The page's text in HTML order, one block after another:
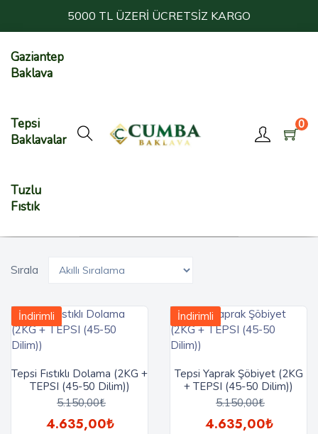
5000 TL ÜZERİ ÜCRETSİZ KARGO
Gaziantep
Baklava
Tepsi
Baklavalar
Tuzlu
Fıstık
0
Sırala
İndirimli
Tepsi Fıstıklı Dolama (2KG +
TEPSI (45-50 Dilim))
5.150,00₺
4.635,00₺
İndirimli
Tepsi Yaprak Şöbiyet (2KG
+ TEPSI (45-50 Dilim))
5.150,00₺
4.635,00₺